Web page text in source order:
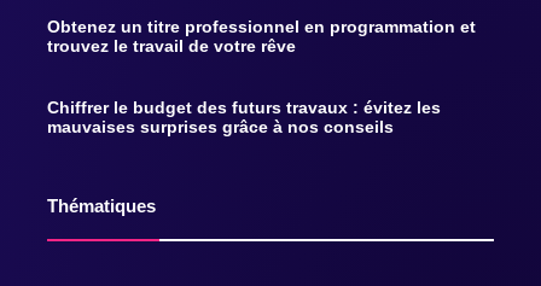
Thématiques
Obtenez un titre professionnel en programmation et
trouvez le travail de votre rêve
Chiffrer le budget des futurs travaux : évitez les
mauvaises surprises grâce à nos conseils